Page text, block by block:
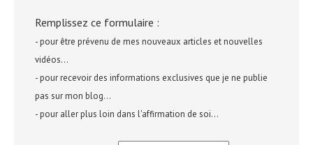
Remplissez ce formulaire :
- pour être prévenu de mes nouveaux articles et nouvelles
vidéos...
- pour recevoir des informations exclusives que je ne publie
pas sur mon blog...
- pour aller plus loin dans l'affirmation de soi...